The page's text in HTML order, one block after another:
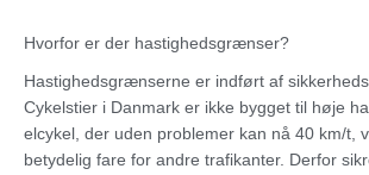
Hvorfor er der hastighedsgrænser?
Hastighedsgrænserne er indført af
Cykelstier i Danmark er ikke bygget til høje
elcykel, der uden problemer kan nå 40 km/t,
betydelig fare for andre trafikanter. Derfor